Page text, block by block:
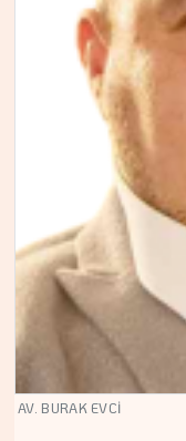
AV. BURAK EVCİ